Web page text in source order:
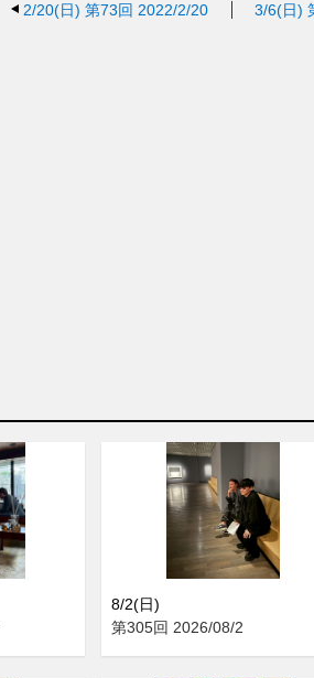
2/20(日) 第73回 2022/2/20 3/6(日)
8/2(日)
第305回 2026/08/2